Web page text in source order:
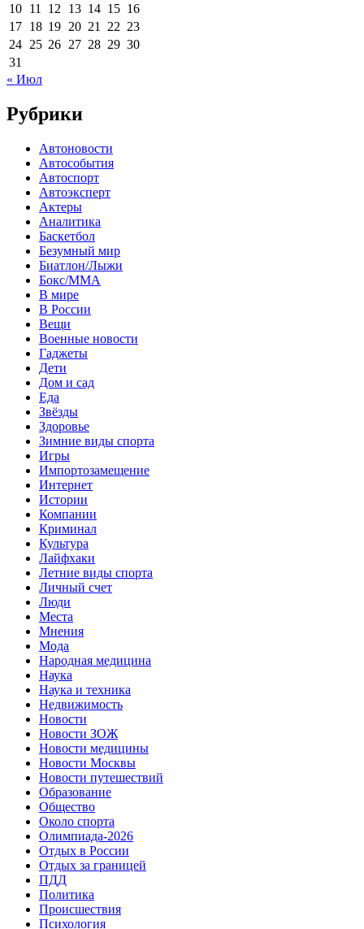
10 11 12 13 14 15 16
17 18 19 20 21 22 23
24 25 26 27 28 29 30
31
« Июл
Рубрики
Автоновости
Автособытия
Автоспорт
Автоэксперт
Актеры
Аналитика
Баскетбол
Безумный мир
Биатлон/Лыжи
Бокс/MMA
В мире
В России
Вещи
Военные новости
Гаджеты
Дети
Дом и сад
Еда
Звёзды
Здоровье
Зимние виды спорта
Игры
Импортозамещение
Интернет
Истории
Компании
Криминал
Культура
Лайфхаки
Летние виды спорта
Личный счет
Люди
Места
Мнения
Мода
Народная медицина
Наука
Наука и техника
Недвижимость
Новости
Новости ЗОЖ
Новости медицины
Новости Москвы
Новости путешествий
Образование
Общество
Около спорта
Олимпиада-2026
Отдых в России
Отдых за границей
ПДД
Политика
Происшествия
Психология